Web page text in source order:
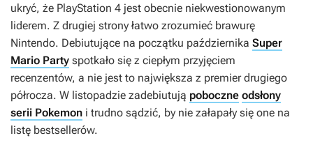
ukryć, że PlayStation 4 jest obecnie niekwestionowanym
liderem. Z drugiej strony łatwo zrozumieć brawurę
Nintendo. Debiutujące na początku października Super
Mario Party spotkało się z ciepłym przyjęciem
recenzentów, a nie jest to największa z premier drugiego
półrocza. W listopadzie zadebiutują poboczne odsłony
serii Pokemon i trudno sądzić, by nie załapały się one na
listę bestsellerów.